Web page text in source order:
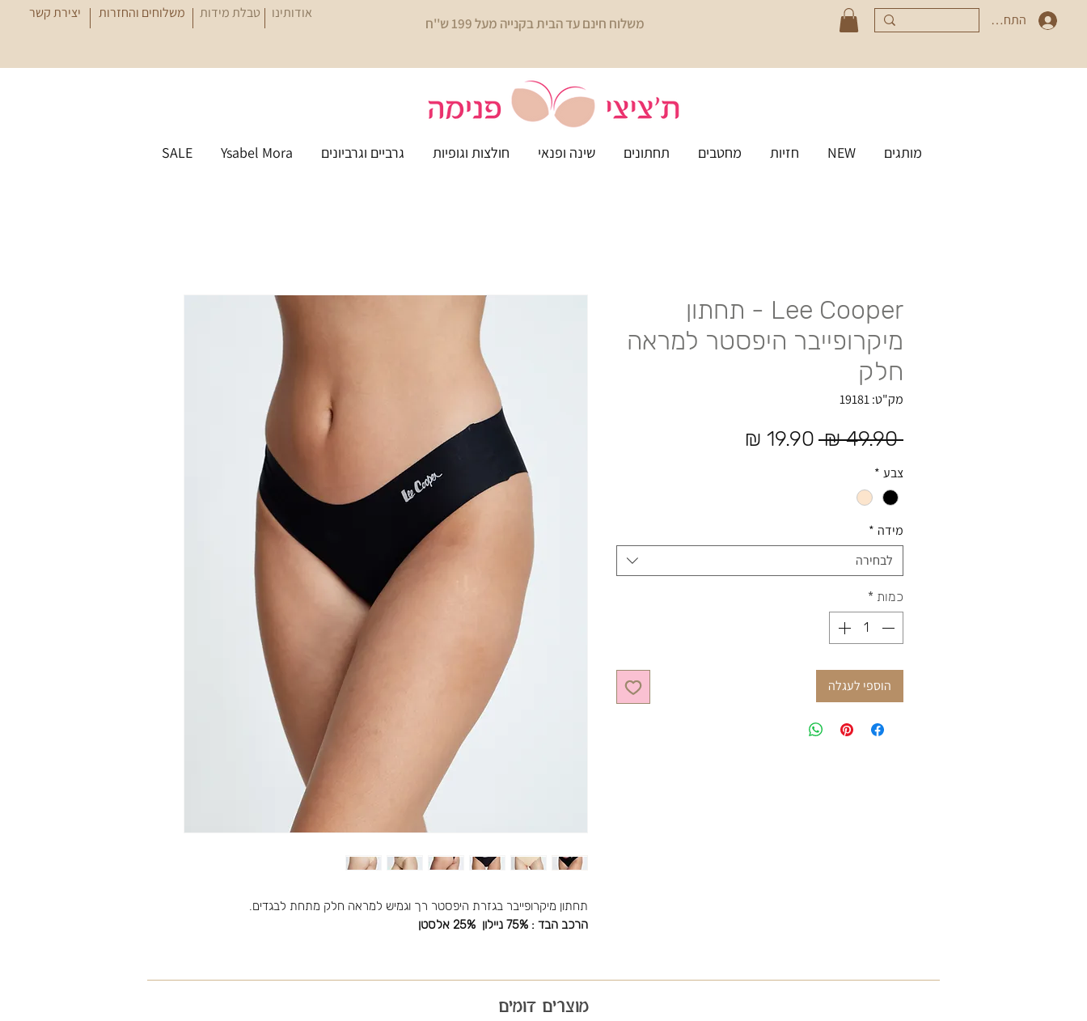
יצירת קשר משלוחים והחזרות טבלת מידות אודותינו
משלוח חינם עד הבית בקנייה מעל 199 ש''ח התחברי
מותגים NEW חזיות מחטבים תחתונים שינה ופנאי חולצות וגופיות גרביים וגרביונים Ysabel Mora
SALE
תחתון מיקרופייבר בגזרת היפסטר רך וגמיש למראה חלק מתחת לבגדים.
הרכב הבד : 75% ניילון 25% אלסטן
Lee Cooper - תחתון
מיקרופייבר היפסטר למראה
חלק
מק"ט: 19181
‏49.90 ‏₪ מחיר רגיל
צבע *
מידה *
לבחירה
כמות *
הוספי לעגלה
מוצרים דומים